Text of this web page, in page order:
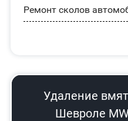
Ремонт сколов
Удаление
Шевроле